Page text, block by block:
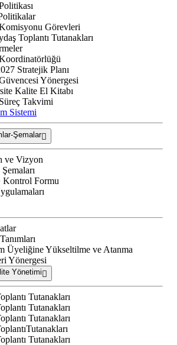
Görevleri
Toplantı Tutanakları
Stratejik Planı
Yönergesi
Kalite El Kitabı
Takvimi
Sistemi
Şemalar
ve Vizyon
Formu
Üyeliğine Yükseltilme ve Atanma
Yönergesi
Yönetimi
Tutanakları
Tutanakları
Tutanakları
Tutanakları